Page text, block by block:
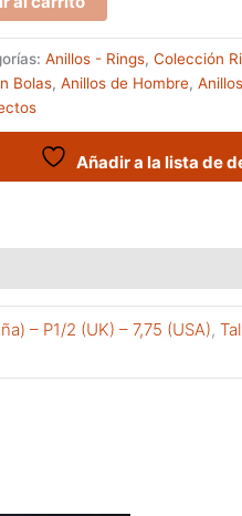
Anillos - Rings, Colección
Bolas, Anillos de Hombre,
Añadir a la lista de
– P1/2 (UK) – 7,75 (USA),